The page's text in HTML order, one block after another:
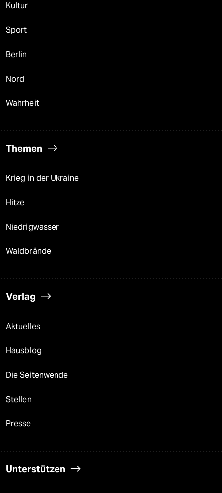
Kultur
Sport
Berlin
Nord
Wahrheit
Themen
Krieg in der Ukraine
Hitze
Niedrigwasser
Waldbrände
Verlag
Aktuelles
Hausblog
Die Seitenwende
Stellen
Presse
Unterstützen